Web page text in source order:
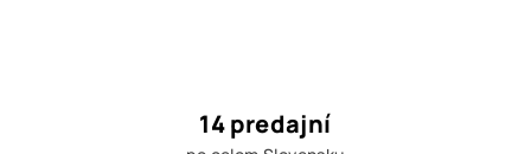
14 predajní